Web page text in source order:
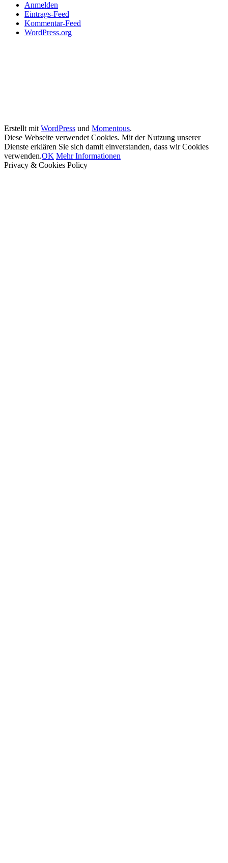
Anmelden
Eintrags-Feed
Kommentar-Feed
WordPress.org
Erstellt mit WordPress und Momentous.
Diese Webseite verwendet Cookies. Mit der Nutzung unserer
Dienste erklären Sie sich damit einverstanden, dass wir Cookies
verwenden.OK Mehr Informationen
Privacy & Cookies Policy